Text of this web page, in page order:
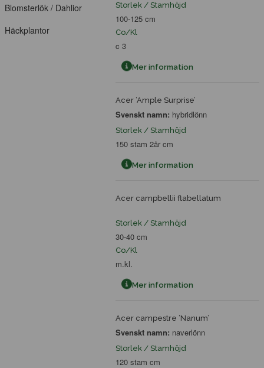
Blomsterlök / Dahlior
Häckplantor
Storlek / Stamhöjd
100-125 cm
Co/Kl
c 3
Mer information
Acer ’Ample Surprise’
Svenskt namn: hybridlönn
Storlek / Stamhöjd
150 stam 2år cm
Mer information
Acer campbellii flabellatum
Storlek / Stamhöjd
30-40 cm
Co/Kl
m.kl.
Mer information
Acer campestre ’Nanum’
Svenskt namn: naverlönn
Storlek / Stamhöjd
120 stam cm